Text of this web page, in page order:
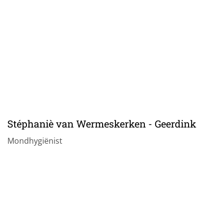
Stéphaniè van Wermeskerken - Geerdink
Mondhygiënist